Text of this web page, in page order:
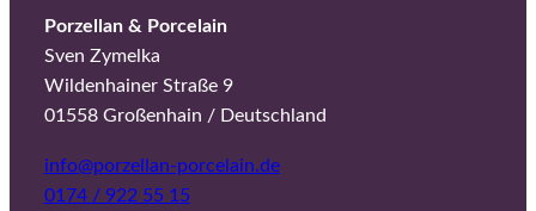
Porzellan & Porcelain
Sven Zymelka
Wildenhainer Straße 9
01558 Großenhain / Deutschland
info@porzellan-porcelain.de
0174 / 922 55 15